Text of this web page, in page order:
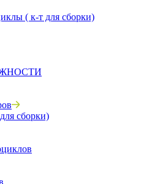
( к-т для сборки)
сборки)